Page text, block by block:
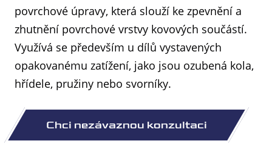
povrchové úpravy, která slouží ke zpevnění a
zhutnění povrchové vrstvy kovových součástí.
Využívá se především u dílů vystavených
opakovanému zatížení, jako jsou ozubená kola,
hřídele, pružiny nebo svorníky.